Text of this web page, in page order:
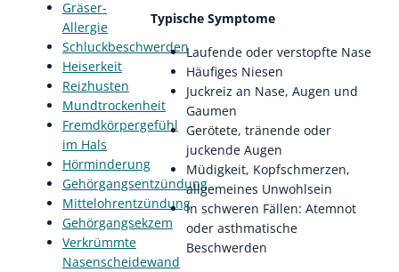
Gräser-
Allergie
Schluckbeschwerden
Heiserkeit
Reizhusten
Mundtrockenheit
Fremdkörpergefühl
im Hals
Hörminderung
Gehörgangsentzündung
Mittelohrentzündung
Gehörgangsekzem
Verkrümmte
Nasenscheidewand
Typische Symptome
Laufende oder verstopfte Nase
Häufiges Niesen
Juckreiz an Nase, Augen und
Gaumen
Gerötete, tränende oder
juckende Augen
Müdigkeit, Kopfschmerzen,
allgemeines Unwohlsein
In schweren Fällen: Atemnot
oder asthmatische
Beschwerden